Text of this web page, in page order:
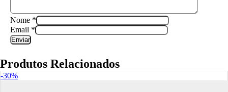
Nome *
Email *
Produtos Relacionados
-30%